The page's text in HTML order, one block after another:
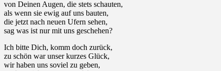
von Deinen Augen, die stets schauten,
als wenn sie ewig auf uns bauten,
die jetzt nach neuen Ufern sehen,
sag was ist nur mit uns geschehen?
Ich bitte Dich, komm doch zurück,
zu schön war unser kurzes Glück,
wir haben uns soviel zu geben,